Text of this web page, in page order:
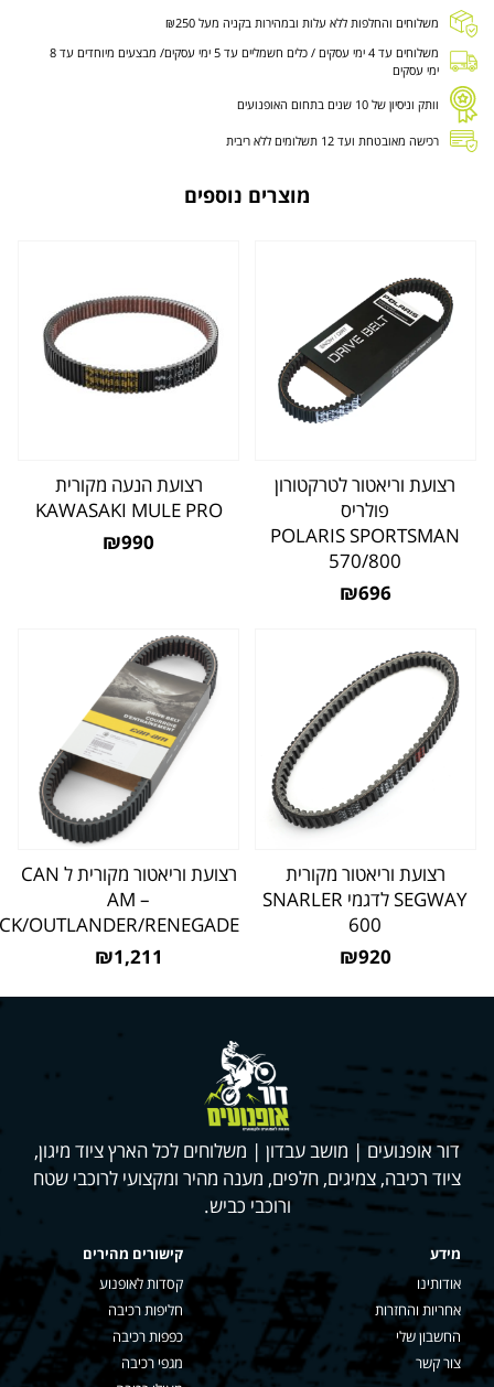
משלוחים והחלפות ללא עלות ובמהירות בקניה מעל ₪250
משלוחים עד 4 ימי עסקים / כלים חשמליים עד 5 ימי עסקים/ מבצעים מיוחדים עד 8
ימי עסקים
וותק וניסיון של 10 שנים בתחום האופנועים
רכישה מאובטחת ועד 12 תשלומים ללא ריבית
מוצרים נוספים
רצועת וריאטור לטרקטורון
פולריס
POLARIS SPORTSMAN
570/800
₪696
רצועת הנעה מקורית
KAWASAKI MULE PRO
₪990
רצועת וריאטור מקורית
SEGWAY לדגמי SNARLER
600
₪920
רצועת וריאטור מקורית ל CAN
AM –
OUTLANDER/RENEGADE
₪1,211
דור אופנועים | מושב עבדון | משלוחים לכל הארץ ציוד מיגון,
ציוד רכיבה, צמיגים, חלפים, מענה מהיר ומקצועי לרוכבי שטח
ורוכבי כביש.
מידע
אודותינו
אחריות והחזרות
החשבון שלי
צור קשר
קישורים מהירים
קסדות לאופנוע
חליפות רכיבה
כפפות רכיבה
מגפי רכיבה